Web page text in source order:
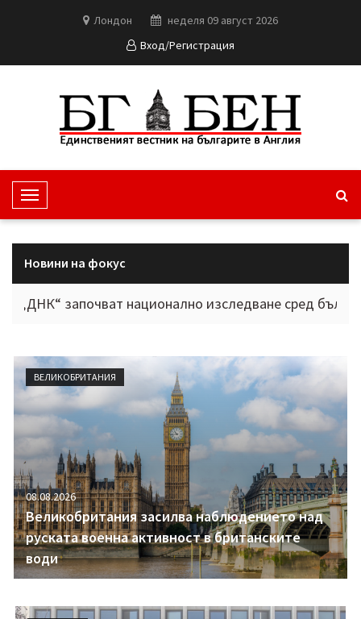
Лондон
неделя 09 август 2026
Вход/Регистрация
T
o
g
N
v
i
a
t
o
n
Новини на фокус
национално изследване сред българите в
ВЕЛИКОБРИТАНИЯ
08.08.2026
Великобритания засилва наблюдението над
руската военна активност в британските
води